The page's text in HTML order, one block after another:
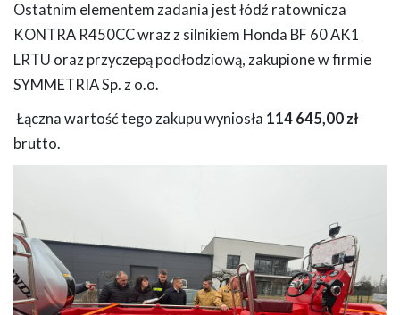
Ostatnim elementem zadania jest łódź ratownicza
KONTRA R450CC wraz z silnikiem Honda BF 60 AK1
LRTU oraz przyczepą podłodziową, zakupione w firmie
SYMMETRIA Sp. z o.o.
Łączna wartość tego zakupu wyniosła 114 645,00 zł
brutto.